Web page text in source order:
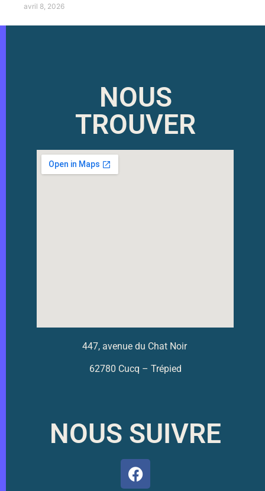
avril 8, 2026
NOUS
TROUVER
447, avenue du Chat Noir
62780 Cucq – Trépied
NOUS SUIVRE